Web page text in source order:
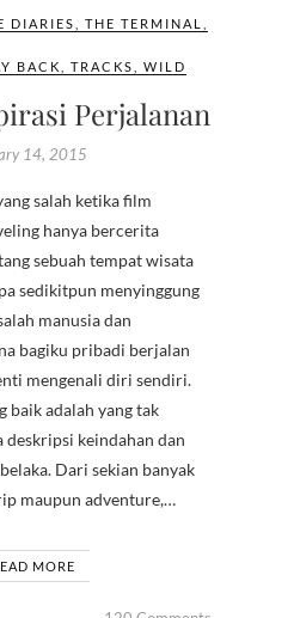
DIARIES THE TERMINAL
BACK TRACKS WILD
Perjalanan
14, 2015
hanya bercerita
sebuah tempat wisata
sedikitpun menyinggung
manusia dan
bagiku pribadi berjalan
mengenali diri sendiri.
baik adalah yang tak
deskripsi keindahan dan
Dari sekian banyak
maupun adventure,…
MORE